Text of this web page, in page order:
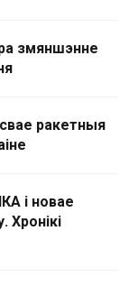
змяншэнне
ракетныя
і новае
Хронікі